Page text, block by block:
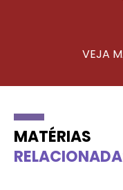
VEJA
MATÉRIAS